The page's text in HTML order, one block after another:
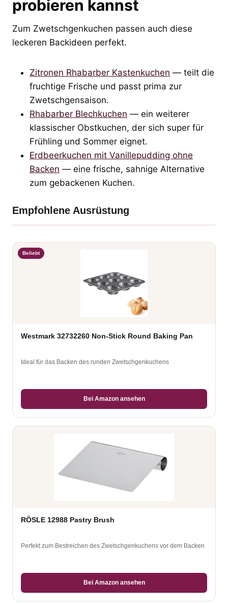
probieren kannst
Zum Zwetschgenkuchen passen auch diese
leckeren Backideen perfekt.
Zitronen Rhabarber Kastenkuchen — teilt die
fruchtige Frische und passt prima zur
Zwetschgensaison.
Rhabarber Blechkuchen — ein weiterer
klassischer Obstkuchen, der sich super für
Frühling und Sommer eignet.
Erdbeerkuchen mit Vanillepudding ohne
Backen — eine frische, sahnige Alternative
zum gebackenen Kuchen.
Empfohlene Ausrüstung
Beliebt
Westmark 32732260 Non-Stick Round Baking Pan
Ideal für das Backen des runden Zwetschgenkuchens
Bei Amazon ansehen
RÖSLE 12988 Pastry Brush
Perfekt zum Bestreichen des Zwetschgenkuchens vor dem Backen
Bei Amazon ansehen